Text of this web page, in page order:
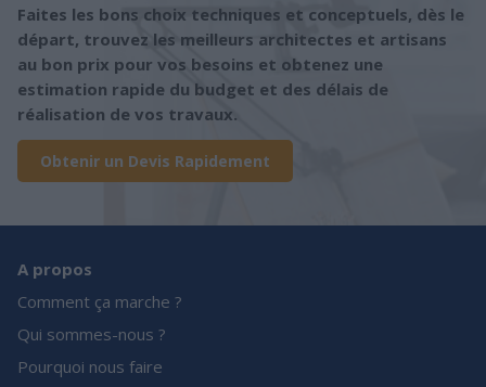
Faites les bons choix techniques et conceptuels, dès le
départ, trouvez les meilleurs architectes et artisans
au bon prix pour vos besoins et obtenez une
estimation rapide du budget et des délais de
réalisation de vos travaux.
Obtenir un Devis Rapidement
A propos
Comment ça marche ?
Qui sommes-nous ?
Pourquoi nous faire